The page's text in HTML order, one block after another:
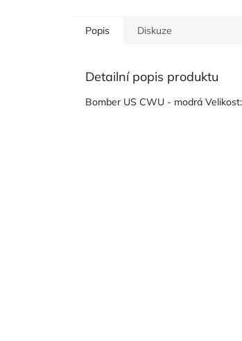
Popis Diskuze
Detailní popis produktu
Bomber US CWU - modrá Velikost: